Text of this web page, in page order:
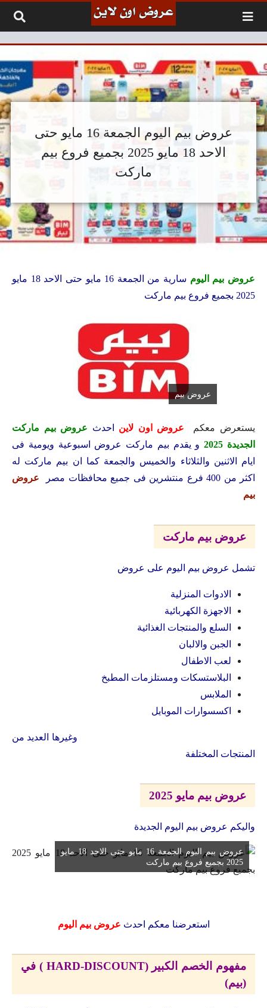
عروض بيم اليوم الجمعة 16 مايو حتى
الاحد 18 مايو 2025 بجميع فروع بيم
ماركت
عروض بيم اليوم
سارية من الجمعة 16 مايو حتى الاحد 18 مايو
2025 بجميع فروع بيم ماركت
عروض بيم
يستعرض معكم عروض اون لاين احدث عروض بيم ماركت
الجديدة 2025
و يقدم بيم ماركت عروض اسبوعية ويومية فى
ايام الاثنين والثلاثاء والخميس والجمعة كما ان بيم ماركت له
اكثر من 400 فرع منتشرين فى جميع محافظات مصر
عروض
بيم
عروض بيم ماركت
تشمل عروض بيم اليوم على عروض
الادوات المنزلية
الاجهزة الكهربائية
السلع والمنتجات الغذائية
الجبن والالبان
لعب الاطفال
البلاستسكات ومستلزمات المطبخ
الملابس
اكسسوارات الموبايل
وغيرها العديد من
المنتجات المختلفة
عروض بيم مايو 2025
واليكم عروض بيم اليوم الجديدة
عروض بيم اليوم الجمعة 16 مايو حتى الاحد 18 مايو
2025 بجميع فروع بيم ماركت
استعرضنا معكم احدث عروض بيم اليوم
مفهوم الخصم الكبير (HARD-DISCOUNT ) في
(بيم)